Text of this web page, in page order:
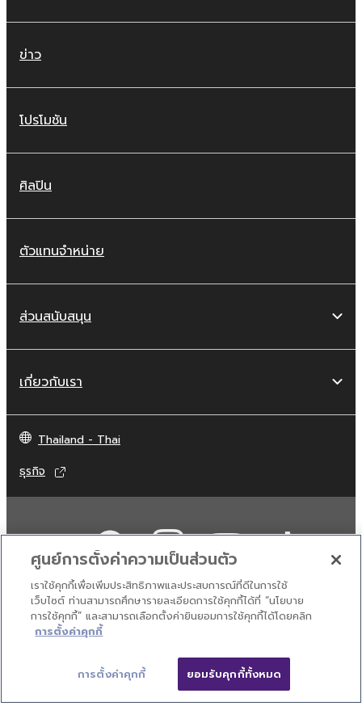
ข่าว
โปรโมชัน
ศิลปิน
ตัวแทนจำหน่าย
ส่วนสนับสนุน
เกี่ยวกับเรา
Thailand - Thai
ธุรกิจ
ติดต่อเรา
© Yamaha Corporation.
ศูนย์การตั้งค่าความเป็นส่วนตัว
เราใช้คุกกี้เพื่อเพิ่มประสิทธิภาพและประสบการณ์ที่ดีในการใช้
เว็บไซต์ ท่านสามารถศึกษารายละเอียดการใช้คุกกี้ได้ที่ “นโยบาย
การใช้คุกกี้” และสามารถเลือกตั้งค่ายินยอมการใช้คุกกี้ได้โดยคลิก
การตั้งค่าคุกกี้
การตั้งค่าคุกกี้ ยอมรับคุกกี้ทั้งหมด